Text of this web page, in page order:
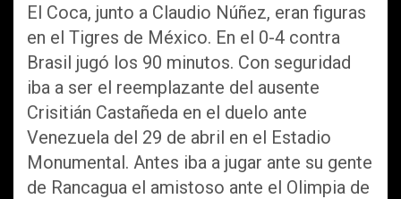
El Coca, junto a Claudio Núñez, eran figuras
en el Tigres de México. En el 0-4 contra
Brasil jugó los 90 minutos. Con seguridad
iba a ser el reemplazante del ausente
Crisitián Castañeda en el duelo ante
Venezuela del 29 de abril en el Estadio
Monumental. Antes iba a jugar ante su gente
de Rancagua el amistoso ante el Olimpia de